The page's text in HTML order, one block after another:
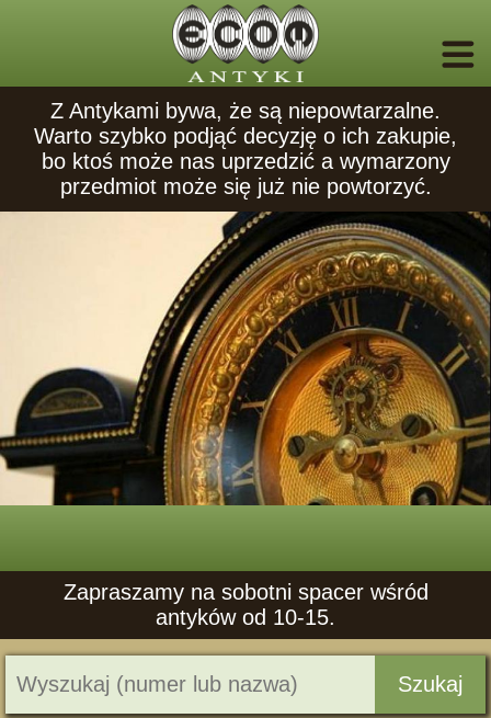
Z Antykami bywa, że są niepowtarzalne.
Warto szybko podjąć decyzję o ich zakupie,
bo ktoś może nas uprzedzić a wymarzony
przedmiot może się już nie powtorzyć.
Zapraszamy na sobotni spacer wśród
antyków od 10-15.
Szukaj